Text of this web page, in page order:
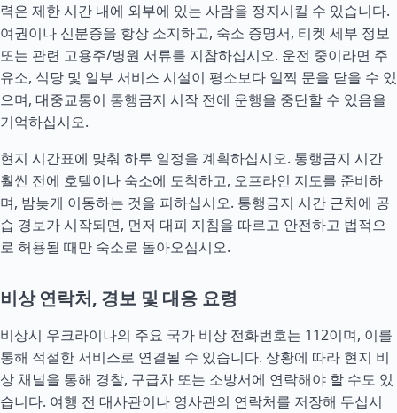
력은 제한 시간 내에 외부에 있는 사람을 정지시킬 수 있습니다.
여권이나 신분증을 항상 소지하고, 숙소 증명서, 티켓 세부 정보
또는 관련 고용주/병원 서류를 지참하십시오. 운전 중이라면 주
유소, 식당 및 일부 서비스 시설이 평소보다 일찍 문을 닫을 수 있
으며, 대중교통이 통행금지 시작 전에 운행을 중단할 수 있음을
기억하십시오.
현지 시간표에 맞춰 하루 일정을 계획하십시오. 통행금지 시간
훨씬 전에 호텔이나 숙소에 도착하고, 오프라인 지도를 준비하
며, 밤늦게 이동하는 것을 피하십시오. 통행금지 시간 근처에 공
습 경보가 시작되면, 먼저 대피 지침을 따르고 안전하고 법적으
로 허용될 때만 숙소로 돌아오십시오.
비상 연락처, 경보 및 대응 요령
비상시 우크라이나의 주요 국가 비상 전화번호는 112이며, 이를
통해 적절한 서비스로 연결될 수 있습니다. 상황에 따라 현지 비
상 채널을 통해 경찰, 구급차 또는 소방서에 연락해야 할 수도 있
습니다. 여행 전 대사관이나 영사관의 연락처를 저장해 두십시